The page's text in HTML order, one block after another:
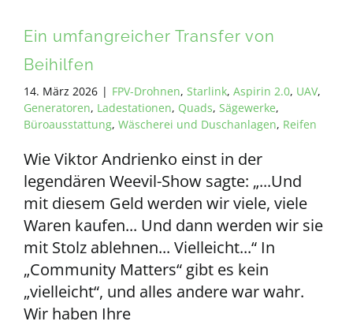
Ein umfangreicher Transfer von
Beihilfen
14. März 2026 | FPV-Drohnen, Starlink, Aspirin 2.0, UAV,
Generatoren, Ladestationen, Quads, Sägewerke,
Büroausstattung, Wäscherei und Duschanlagen, Reifen
Wie Viktor Andrienko einst in der
legendären Weevil-Show sagte: „...Und
mit diesem Geld werden wir viele, viele
Waren kaufen... Und dann werden wir sie
mit Stolz ablehnen... Vielleicht...“ In
„Community Matters“ gibt es kein
„vielleicht“, und alles andere war wahr.
Wir haben Ihre